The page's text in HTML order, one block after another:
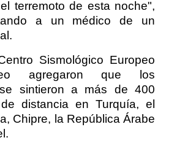
terremoto de esta noche",
a un médico de un
Sismológico Europeo
agregaron que los
sintieron a más de 400
distancia en Turquía, el
Chipre, la República Árabe